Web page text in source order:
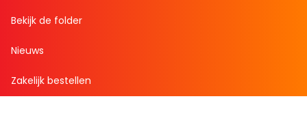
Bekijk de folder
Nieuws
Zakelijk bestellen